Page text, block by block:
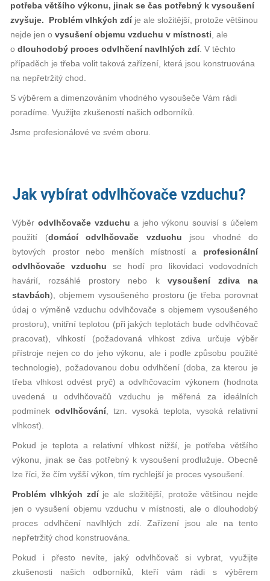
potřeba většího výkonu, jinak se čas potřebný k vysoušení
zvyšuje. Problém vlhkých zdíje ale složitější, protože většinou
nejde jen o vysušení objemu vzduchu v místnosti , ale
o dlouhodobý proces odvlhčení navlhlých zdí. V těchto
případěch je třeba volit taková zařízení, která jsou konstruována
na nepřetržitý chod.
S výběrem a dimenzováním vhodného vysoušeče Vám rádi
poradíme. Využijte zkušeností našich odborníků.
Jsme profesionálové ve svém oboru.
Jak vybírat odvlhčovače vzduchu?
Výběr odvlhčovače vzduchu a jeho výkonu souvisí s účelem
použití (domácí odvlhčovače vzduchu jsou vhodné do
bytových prostor nebo menších místností a profesionální
odvlhčovače vzduchu se hodí pro likovidaci vodovodních
havárií, rozsáhlé prostory nebo k vysoušení zdiva na
stavbách), objemem vysoušeného prostoru (je třeba porovnat
údaj o výměně vzduchu odvlhčovače s objemem vysoušeného
prostoru), vnitřní teplotou (při jakých teplotách bude odvlhčovač
pracovat), vlhkostí (požadovaná vlhkost zdiva určuje výběr
přístroje nejen co do jeho výkonu, ale i podle způsobu použité
technologie), požadovanou dobu odvlhčení (doba, za kterou je
třeba vlhkost odvést pryč) a odvlhčovacím výkonem (hodnota
uvedená u odvlhčovačů vzduchu je měřená za ideálních
podmínek odvlhčování, tzn. vysoká teplota, vysoká relativní
vlhkost).
Pokud je teplota a relativní vlhkost nižší, je potřeba většího
výkonu, jinak se čas potřebný k vysoušení prodlužuje. Obecně
lze říci, že čím vyšší výkon, tím rychlejší je proces vysoušení.
Problém vlhkých zdíje ale složitější, protože většinou nejde
jen o vysušení objemu vzduchu v místnosti, ale o dlouhodobý
proces odvlhčení navlhlých zdí. Zařízení jsou ale na tento
nepřetržitý chod konstruována.
Pokud i přesto nevíte, jaký odvlhčovač si vybrat, využijte
zkušenosti našich odborníků, kteří vám rádi s výběrem